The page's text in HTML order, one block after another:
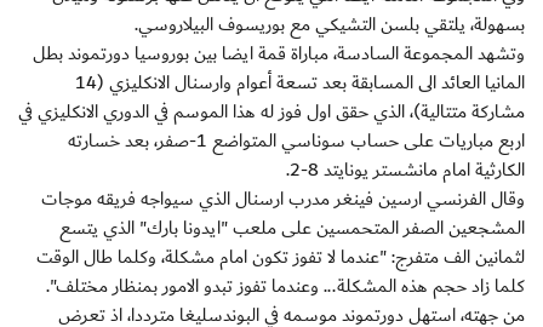
بسهولة، يلتقي بلسن التشيكي مع بوريسوف البيلاروسي.
وتشهد المجموعة السادسة، مباراة قمة ايضا بين بوروسيا دورتموند بطل
المانيا العائد الى المسابقة بعد تسعة أعوام وارسنال الانكليزي (14
مشاركة متتالية)، الذي حقق اول فوز له هذا الموسم في الدوري الانكليزي في
اربع مباريات على حساب سوناسي المتواضع 1-صفر، بعد خسارته
الكارثية امام مانشستر يونايتد 8-2.
وقال الفرنسي ارسين فينغر مدرب ارسنال الذي سيواجه فريقه موجات
المشجعين الصفر المتحمسين على ملعب "ايدونا بارك" الذي يتسع
لثمانين الف متفرج: "عندما لا تفوز تكون امام مشكلة، وكلما طال الوقت
كلما زاد حجم هذه المشكلة... وعندما تفوز تبدو الامور بمنظار مختلف".
من جهته، استهل دورتموند موسمه في البوندسليغا مترددا، اذ تعرض